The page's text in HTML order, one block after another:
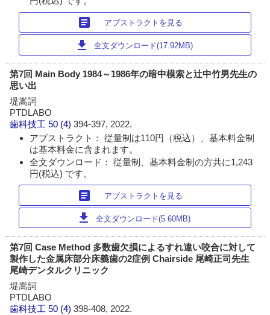
article アブストラクトを見る
download 全文ダウンロード(17.92MB)
第7回 Main Body 1984～1986年の暗中模索と辻中竹男先生の
思い出
堤嵩詞
PTDLABO
歯科技工 50 (4)394-397, 2022.
アブストラクト： 従量制は110円（税込）、基本料金制
は基本料金に含まれます。
全文ダウンロード： 従量制、基本料金制の方共に1,243
円(税込) です。
article アブストラクトを見る
download 全文ダウンロード(5.60MB)
第7回 Case Method 多数歯欠損によるすれ違い咬合に対して
製作した金属床部分床義歯の2症例 Chairside 尾崎正司先生
尾崎デンタルクリニック
堤嵩詞
PTDLABO
歯科技工 50 (4)398-408, 2022.